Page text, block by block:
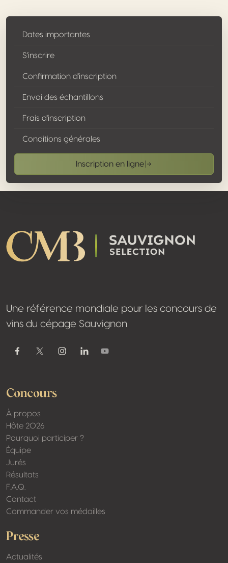
Dates importantes
S'inscrire
Confirmation d'inscription
Envoi des échantillons
Frais d'inscription
Conditions générales
Inscription en ligne
Une référence mondiale pour les concours de
vins du cépage Sauvignon
FacebookTwitter / XInstagramLinkedinYoutube
Concours
À propos
Hôte 2026
Pourquoi participer ?
Équipe
Jurés
Résultats
F.A.Q.
Contact
Commander vos médailles
Presse
Actualités